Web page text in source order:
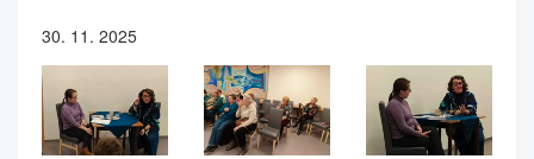
30. 11. 2025